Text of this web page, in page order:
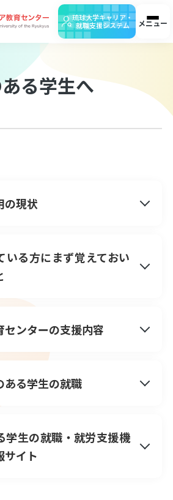
琉球大学キャリア・
就職支援システム
らせ アクセス お問合せ
体の皆様へ
様へ
様へ
ンターについて
進路状況
メニュー
る学生へ
の現状
いる方にまず覚えておい
センターの支援内容
ある学生の就職
学生の就職・就労支援機
サイト